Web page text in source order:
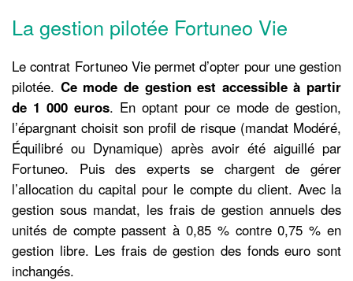
La gestion pilotée Fortuneo Vie
Le contrat Fortuneo Vie permet d’opter pour une gestion
pilotée. Ce mode de gestion est accessible à partir
de 1 000 euros. En optant pour ce mode de gestion,
l’épargnant choisit son profil de risque (mandat Modéré,
Équilibré ou Dynamique) après avoir été aiguillé par
Fortuneo. Puis des experts se chargent de gérer
l’allocation du capital pour le compte du client. Avec la
gestion sous mandat, les frais de gestion annuels des
unités de compte passent à 0,85 % contre 0,75 % en
gestion libre. Les frais de gestion des fonds euro sont
inchangés.